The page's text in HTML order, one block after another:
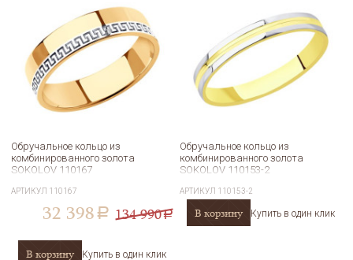
Обручальное кольцо из
комбинированного золота
SOKOLOV 110167
АРТИКУЛ 110167
32 398 a 134 990a
В корзину Купить в один клик
Обручальное кольцо из
комбинированного золота
SOKOLOV 110153-2
АРТИКУЛ 110153-2
В корзину Купить в один клик